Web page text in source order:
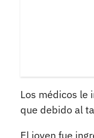
Los médicos le
que debido al